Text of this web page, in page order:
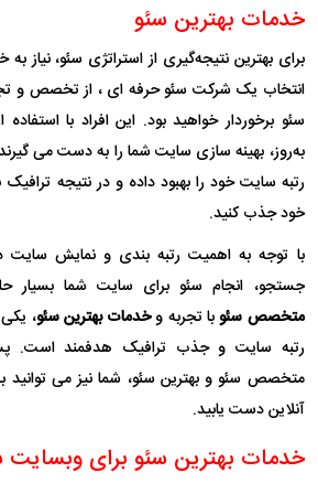
خدمات بهترین سئو
برای بهترین نتیجه‌گیری از استراتژی سئو، نیاز
انتخاب یک شرکت سئو حرفه ای ، از تخصص و
سئو برخوردار خواهید بود. این افراد با
به‌روز، بهینه‌ سازی سایت شما را به دست می‌
رتبه سایت خود را بهبود داده و در نتیجه
خود جذب کنید.
با توجه به اهمیت رتبه ‌بندی و نمایش سایت
جستجو، انجام سئو برای سایت شما بسیار
متخصص سئوبا تجربه وخدمات بهترین سئو، یکی
رتبه سایت و جذب ترافیک هدفمند است.
متخصص سئو و بهترین سئو، شما نیز می‌ توانید
آنلاین دست یابید.
خدمات بهترین سئو برای وبسایت